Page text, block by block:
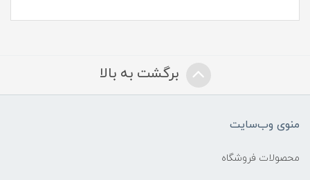
برگشت به بالا
منوی وب‌سایت
محصولات فروشگاه